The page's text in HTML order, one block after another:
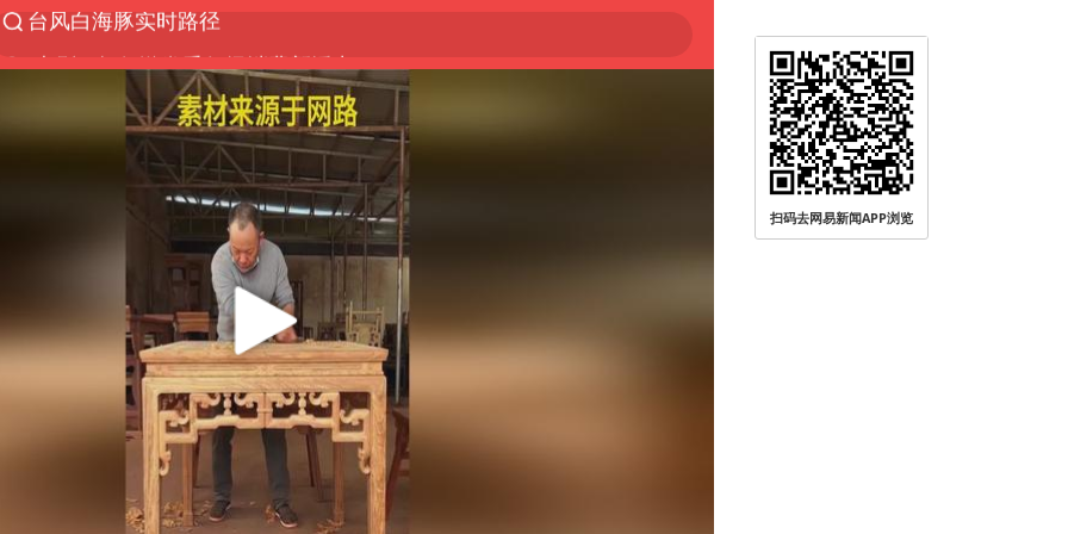
“电影+”如何激发千亿级消费新活力？
秘鲁和墨西哥宣布恢复外交关系
沙特土耳其巴基斯坦签署共同防务协议
中医教你一招提升气血
全球首个长时储能一体化产业园量产
四川宜宾市高县4.9级地震致1人死亡
胜宏科技：股票交易异常波动
U17国足点球大战淘汰河床晋级决赛
百花奖开幕式
日本试射“战斧”导弹，国防部回应
胡彦斌韩磊 谁帮谁
扫码去网易新闻APP浏览